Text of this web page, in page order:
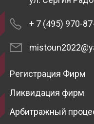
+ 7 (495) 970-
Регистрация Фирм
Ликвидация фирм
Арбитражный